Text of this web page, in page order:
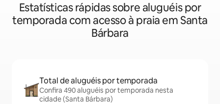
Estatísticas rápidas sobre aluguéis por
temporada com acesso à praia em Santa
Bárbara
Total de aluguéis por temporada
Confira 490 aluguéis por temporada nesta
cidade (Santa Bárbara)